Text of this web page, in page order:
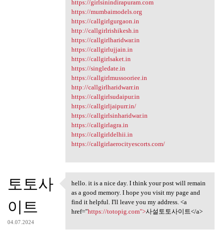
https://girlsinindirapuram.com
https://mumbaimodels.org
https://callgirlgurgaon.in
http://callgirlrishikesh.in
https://callgirlharidwar.in
https://callgirlujjain.in
https://callgirlsaket.in
https://singledate.in
https://callgirlmussooriee.in
http://callgirlharidwarr.in
https://callgirlsudaipur.in
https://callgirljaipurr.in/
https://callgirlsinharidwar.in
https://callgirlagra.in
https://callgirldelhii.in
https://callgirlaerocityescorts.com/
토토사
이트
04.07.2024
hello. it is a nice day. I
hello. it is a nice day. I think your post will remain
as a good memory. I hope you visit my page and
find it helpful. I'll leave you my address. <a
href="https://totopig.com">사설토토사이트</a>